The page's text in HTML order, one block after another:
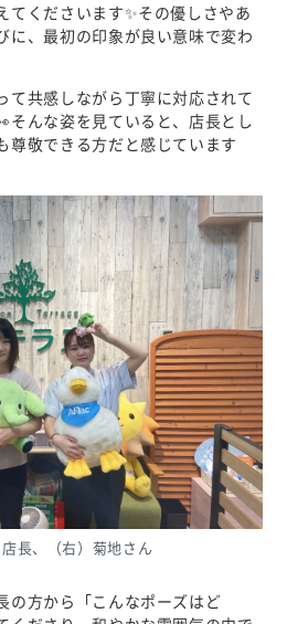
てくださいます✨その優しさやあ
に、最初の印象が良い意味で変わ
て共感しながら丁寧に対応されて
そんな姿を見ていると、店長とし
尊敬できる方だと感じています
店長、（右）菊地さん
の方から「こんなポーズはど